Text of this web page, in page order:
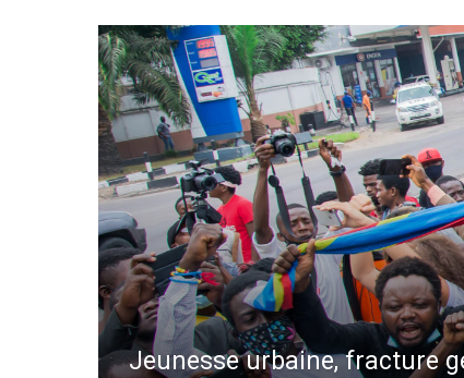
Jeunesse urbaine, fracture